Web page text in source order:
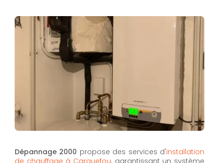
Dépannage 2000 propose des services d'installation